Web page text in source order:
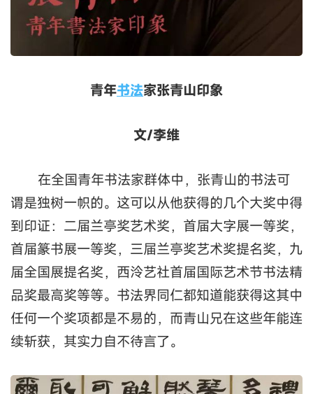
青年书法家张青山印象
文/李维
在全国青年书法家群体中，张青山的书法可
谓是独树一帜的。这可以从他获得的几个大奖中得
到印证：二届兰亭奖艺术奖，首届大字展一等奖，
首届篆书展一等奖，三届兰亭奖艺术奖提名奖，九
届全国展提名奖，西泠艺社首届国际艺术节书法精
品奖最高奖等等。书法界同仁都知道能获得这其中
任何一个奖项都是不易的，而青山兄在这些年能连
续斩获，其实力自不待言了。